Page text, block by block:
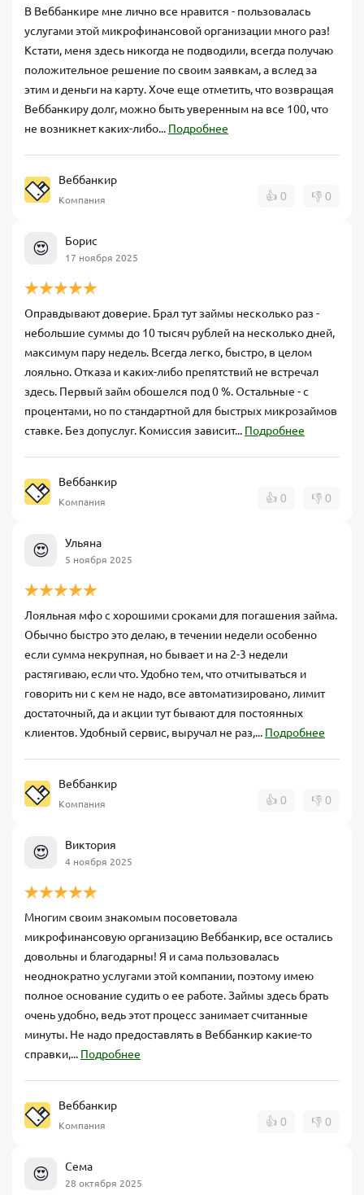
В Веббанкире мне лично все нравится - пользовалась
услугами этой микрофинансовой организации много раз!
Кстати, меня здесь никогда не подводили, всегда получаю
положительное решение по своим заявкам, а вслед за
этим и деньги на карту. Хоче еще отметить, что возвращая
Веббанкиру долг, можно быть уверенным на все 100, что
не возникнет каких-либо... Подробнее
Веббанкир
Компания 👍 0 👎 0
😍 Борис
17 ноября 2025
Оправдывают доверие. Брал тут займы несколько раз -
небольшие суммы до 10 тысяч рублей на несколько дней,
максимум пару недель. Всегда легко, быстро, в целом
лояльно. Отказа и каких-либо препятствий не встречал
здесь. Первый займ обошелся под 0 %. Остальные - с
процентами, но по стандартной для быстрых микрозаймов
ставке. Без допуслуг. Комиссия зависит... Подробнее
Веббанкир
Компания 👍 0 👎 0
😍 Ульяна
5 ноября 2025
Лояльная мфо с хорошими сроками для погашения займа.
Обычно быстро это делаю, в течении недели особенно
если сумма некрупная, но бывает и на 2-3 недели
растягиваю, если что. Удобно тем, что отчитываться и
говорить ни с кем не надо, все автоматизировано, лимит
достаточный, да и акции тут бывают для постоянных
клиентов. Удобный сервис, выручал не раз,... Подробнее
Веббанкир
Компания 👍 0 👎 0
😍 Виктория
4 ноября 2025
Многим своим знакомым посоветовала
микрофинансовую организацию Веббанкир, все остались
довольны и благодарны! Я и сама пользовалась
неоднократно услугами этой компании, поэтому имею
полное основание судить о ее работе. Займы здесь брать
очень удобно, ведь этот процесс занимает считанные
минуты. Не надо предоставлять в Веббанкир какие-то
справки,... Подробнее
Веббанкир
Компания 👍 0 👎 0
😍 Сема
28 октября 2025